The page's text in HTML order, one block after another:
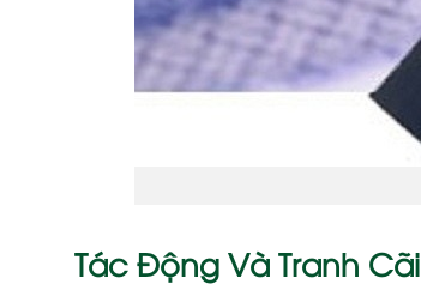
Tác Động Và Tranh Cãi